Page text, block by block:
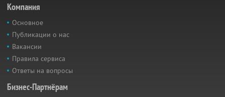
Компания
Основное
Публикации о нас
Вакансии
Правила сервиса
Ответы на вопросы
Бизнес-Партнёрам